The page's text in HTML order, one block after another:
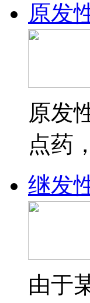
原发
原发
点药
继发
由于